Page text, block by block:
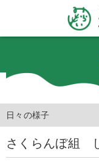
日々の様子
さくらんぼ組